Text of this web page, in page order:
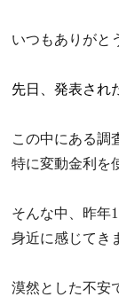
いつもありがと
先日、発表され
この中にある調
特に変動金利を
そんな中、昨年
身近に感じてき
漠然とした不安